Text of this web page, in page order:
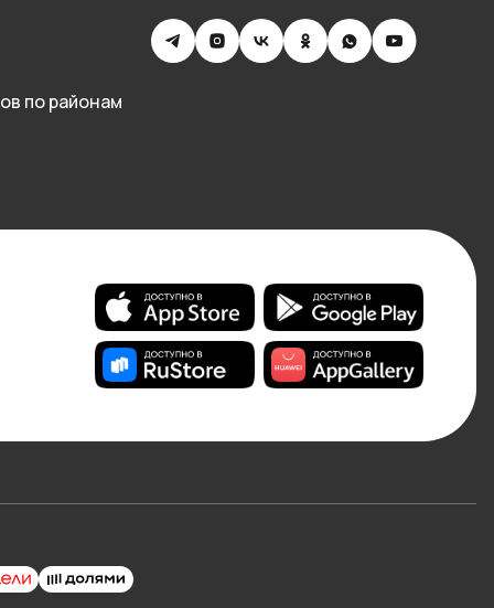
по районам